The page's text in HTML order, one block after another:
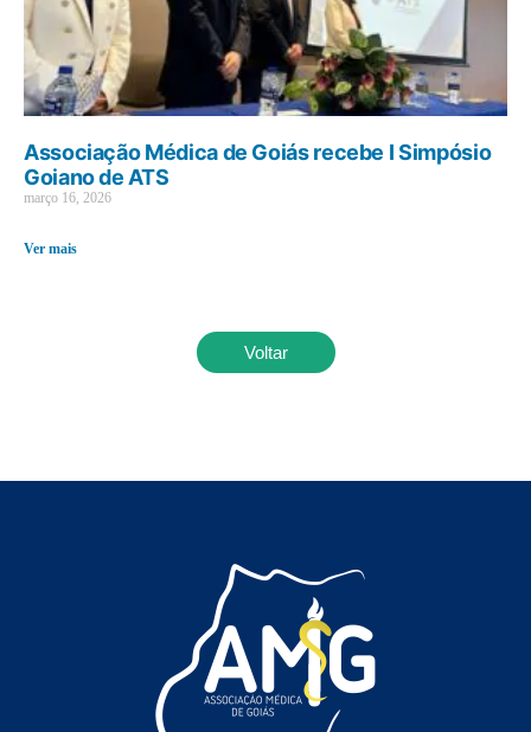
Associação Médica de Goiás recebe I Simpósio
Goiano de ATS
março 16, 2026
Ver mais
Voltar